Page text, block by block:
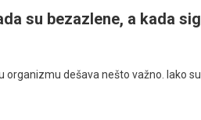
su bezazlene, a kada
dešava nešto važno. Iako